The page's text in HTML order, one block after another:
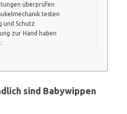
überprüfen
testen
und Schutz
zur Hand haben
sind Babywippen